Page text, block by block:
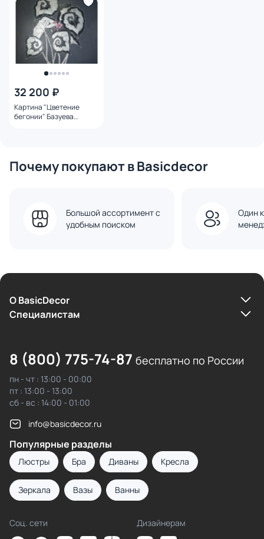
32 200 ₽
Картина "‎Цветение
бегонии" Базуева
Почему покупают в Basicdecor
Большой ассортимент с
удобным поиском
Один
О BasicDecor
Cпециалистам
8 (800) 775-74-87 бесплатно по России
пн - чт : 13:00 - 00:00
пт : 13:00 - 13:00
сб - вс : 14:00 - 01:00
info@basicdecor.ru
Популярные разделы
Люстры Бра Диваны Кресла
Зеркала Вазы Ванны
Соц. сети Дизайнерам